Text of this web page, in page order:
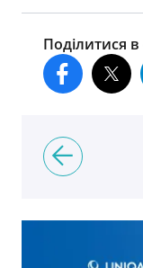
Поділитися